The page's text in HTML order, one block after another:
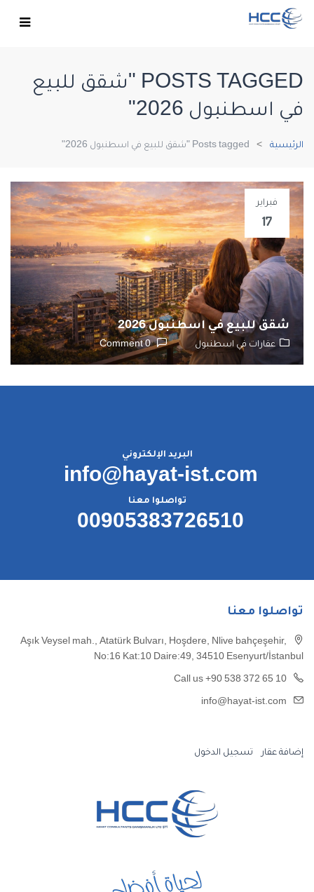
POSTS TAGGED "شقق للبيع
في اسطنبول 2026"
الرئيسية Posts tagged "شقق للبيع في اسطنبول 2026"
فبراير
17
شقق للبيع في اسطنبول 2026
عقارات في اسطنبول 0 Comment
البريد الإلكتروني
info@hayat-ist.com
تواصلوا معنا
00905383726510
تواصلوا معنا
Aşık Veysel mah., Atatürk Bulvarı, Hoşdere, Nlive bahçeşehir,
No:16 Kat:10 Daire:49, 34510 Esenyurt/İstanbul
Call us +90 538 372 65 10
info@hayat-ist.com
إضافة عقار تسجيل الدخول